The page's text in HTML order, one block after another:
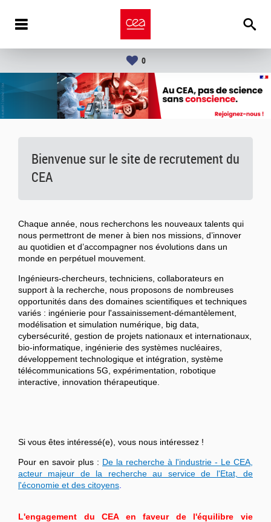
0
Bienvenue sur le site de recrutement du
CEA
Chaque année, nous recherchons les nouveaux talents qui
nous permettront de mener à bien nos missions, d’innover
au quotidien et d’accompagner nos évolutions dans un
monde en perpétuel mouvement.
Ingénieurs-chercheurs, techniciens, collaborateurs en
support à la recherche, nous proposons de nombreuses
opportunités dans des domaines scientifiques et techniques
variés : ingénierie pour l'assainissement-démantèlement,
modélisation et simulation numérique, big data,
cybersécurité, gestion de projets nationaux et internationaux,
bio-informatique, ingénierie des systèmes nucléaires,
développement technologique et intégration, système
télécommunications 5G, expérimentation, robotique
interactive, innovation thérapeutique.
Si vous êtes intéressé(e), vous nous intéressez !
Pour en savoir plus : De la recherche à l'industrie - Le CEA,
acteur majeur de la recherche au service de l'Etat, de
l'économie et des citoyens
L'engagement du CEA en faveur de l'équilibre vie